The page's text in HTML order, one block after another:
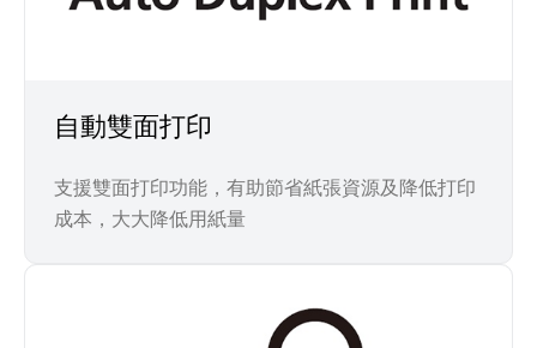
自動雙面打印
支援雙面打印功能，有助節省紙張資源及降低打印
成本，大大降低用紙量